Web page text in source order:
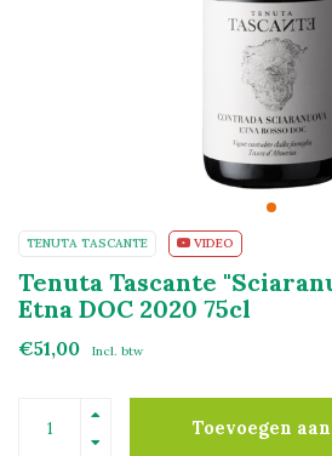
TENUTA TASCANTE VIDEO
Tenuta Tascante
Etna DOC 2020 75cl
€51,00 Incl. btw
Toevoegen